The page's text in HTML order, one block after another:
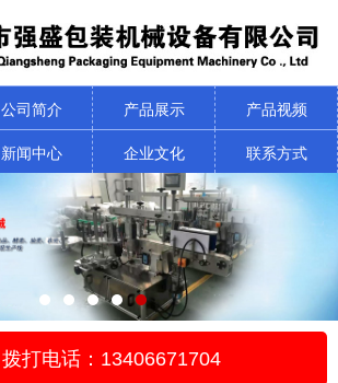
公司简介 产品展示
产品视频
新闻中心 企业文化 联系方式
拨打电话：13406671704